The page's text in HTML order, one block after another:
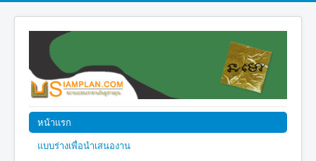
หน้าแรก
แบบร่างเพื่อนำเสนองาน